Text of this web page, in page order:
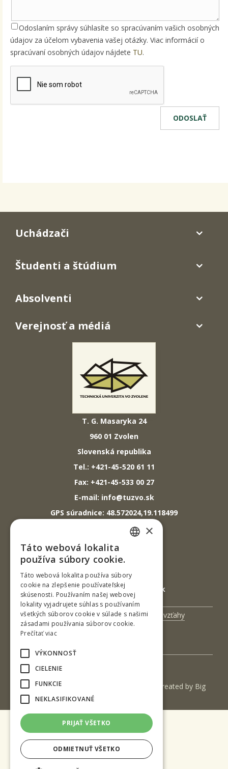
Odoslaním správy súhlasíte so spracúvaním vašich osobných
údajov za účelom vybavenia vašej otázky. Viac informácií o
spracúvaní osobných údajov nájdete TU.
T. G. Masaryka 24
960 01 Zvolen
Slovenská republika
Tel.: +421-45-520 61 11
Fax: +421-45-533 00 27
E-mail: info@tuzvo.sk
GPS súradnice: 48.572024,19.118499
IČO: 00397440
DIČ: 2020474808
IČ DPH: SK2020474808
E-mail: podatelna@tuzvo.sk
Uchádzači
Študenti a štúdium
Absolventi
Verejnosť a médiá
Univerzitný magazín
Medzinárodné vzťahy
Veda a výskum
(c) 2017 Technická univerzita vo Zvolene | Created by Big
& BIGGER s.r.o.
×
Táto webová lokalita
používa súbory cookie.
Táto webová lokalita používa súbory
cookie na zlepšenie používateľskej
skúsenosti. Používaním našej webovej
lokality vyjadrujete súhlas s používaním
všetkých súborov cookie v súlade s našimi
zásadami používania súborov cookie.
Prečítať viac
VÝKONNOSŤ
CIELENIE
FUNKCIE
NEKLASIFIKOVANÉ
PRIJAŤ VŠETKO
ODMIETNUŤ VŠETKO